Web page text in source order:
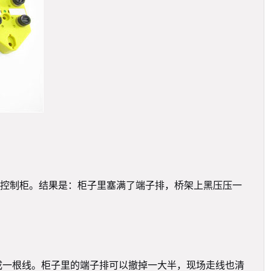
制柜。结果是：柜子里塞满了端子排，桥架上黑压压一
根线。柜子里的端子排可以撤掉一大半，现场走线也清